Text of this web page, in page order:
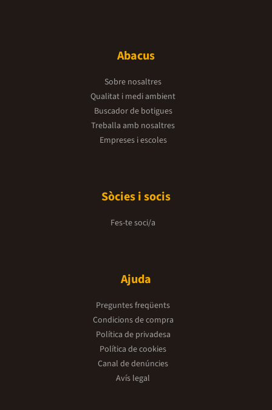
Abacus
Sobre nosaltres
Qualitat i medi ambient
Buscador de botigues
Treballa amb nosaltres
Empreses i escoles
Sòcies i socis
Fes-te soci/a
Ajuda
Preguntes freqüents
Condicions de compra
Política de privadesa
Política de cookies
Canal de denúncies
Avís legal